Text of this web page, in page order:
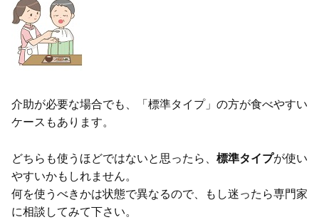
介助が必要な場合でも、「標準タイプ」の方が食べやすい
ケースもあります。
どちらも使うほどではないと思ったら、 標準タイプが使い
やすいかもしれません。
何を使うべきかは状態で異なるので、もし迷ったら専門家
に相談してみて下さい。